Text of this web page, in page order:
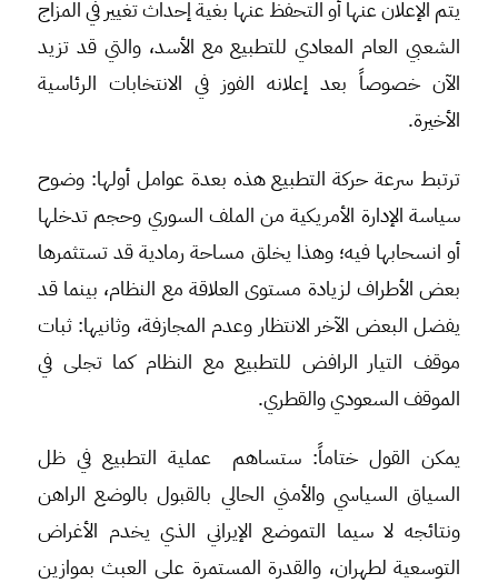
يتم الإعلان عنها أو التحفظ عنها بغية إحداث تغيير في المزاج
الشعبي العام المعادي للتطبيع مع الأسد، والتي قد تزيد
الآن خصوصاً بعد إعلانه الفوز في الانتخابات الرئاسية
الأخيرة.
ترتبط سرعة حركة التطبيع هذه بعدة عوامل أولها: وضوح
سياسة الإدارة الأمريكية من الملف السوري وحجم تدخلها
أو انسحابها فيه؛ وهذا يخلق مساحة رمادية قد تستثمرها
بعض الأطراف لزيادة مستوى العلاقة مع النظام، بينما قد
يفضل البعض الآخر الانتظار وعدم المجازفة، وثانيها: ثبات
موقف التيار الرافض للتطبيع مع النظام كما تجلى في
الموقف السعودي والقطري.
يمكن القول ختاماً: ستساهم عملية التطبيع في ظل
السياق السياسي والأمني الحالي بالقبول بالوضع الراهن
ونتائجه لا سيما التموضع الإيراني الذي يخدم الأغراض
التوسعية لطهران، والقدرة المستمرة على العبث بموازين